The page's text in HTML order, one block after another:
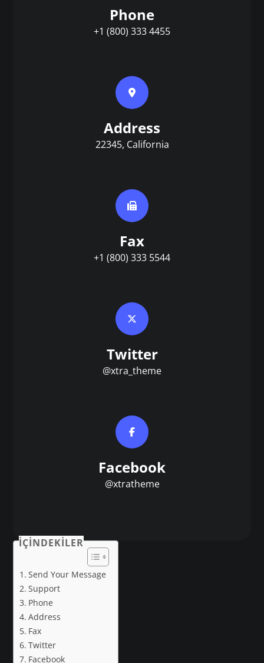
Phone
+1 (800) 333 4455
Address
22345, California
Fax
+1 (800) 333 5544
Twitter
@xtra_theme
Facebook
@xtratheme
İÇINDEKILER
Send Your Message
Support
Phone
Address
Fax
Twitter
Facebook